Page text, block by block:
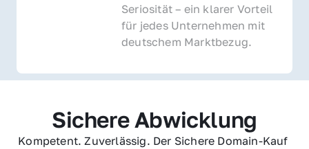
Seriosität – ein klarer Vorteil
für jedes Unternehmen mit
deutschem Marktbezug.
Sichere Abwicklung
Kompetent. Zuverlässig. Der Sichere Domain-Kauf